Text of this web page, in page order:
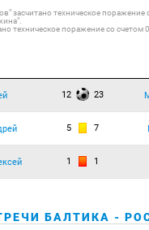
засчитано техническое поражение
техническое поражение со счетом
12 23
5 7
1 1
БАЛТИКА -